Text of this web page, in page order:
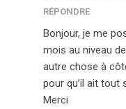
RÉPONDRE
Bonjour, je me
mois au niveau
autre chose à
pour qu’il ait tout
Merci